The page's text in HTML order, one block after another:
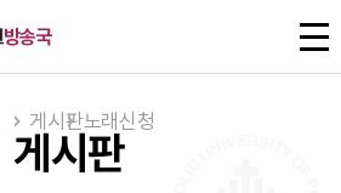
방송국
전
체
메
게시판
게시판노래신청